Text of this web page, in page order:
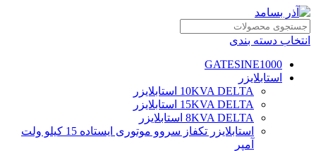
انتخاب دسته بندی
GATESINE1000
استابلایزر
10KVA DELTA استابلایزر
15KVA DELTA استابلایزر
8KVA DELTA استابلایزر
استابلایزر تکفاز سروو موتوری ایستاده 15 کیلو ولت
آمپر